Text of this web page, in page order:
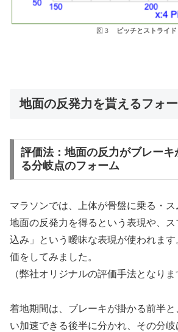
図３ ピッチとストライド
地面の反発力を貰えるフォ
評価法：地面の反力がブレー
る分岐点のフォーム
マラソンでは、上体が骨盤に乗る・ス
地面の反発力を得るという表現や、ス
込み」という曖昧な表現が使われま
価をしてみました。
（弊社オリジナルの評価手法となりま
着地期間は、ブレーキが掛かる前半
い加速できる後半に分かれ、その分